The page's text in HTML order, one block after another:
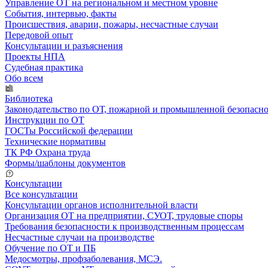
Управление ОТ на региональном и местном уровне
События, интервью, факты
Происшествия, аварии, пожары, несчастные случаи
Передовой опыт
Консультации и разъяснения
Проекты НПА
Судебная практика
Обо всем
Библиотека
Законодательство по ОТ, пожарной и промышленной
Инструкции по ОТ
ГОСТы Российской федерации
Технические нормативы
ТК РФ Охрана труда
Формы/шаблоны документов
Консультации
Все консультации
Консультации органов исполнительной власти
Организация ОТ на предприятии, СУОТ, трудовые споры
Требования безопасности к производственным процессам
Несчастные случаи на производстве
Обучение по ОТ и ПБ
Медосмотры, профзаболевания, МСЭ.